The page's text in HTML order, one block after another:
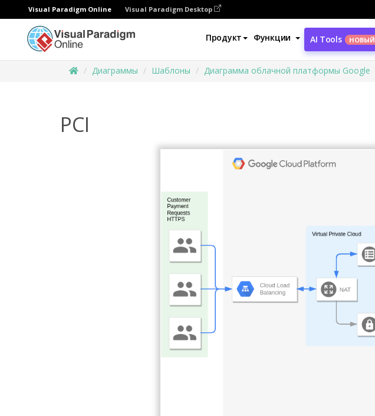
Visual Paradigm Online Visual Paradigm Desktop
Продукт Функции AI Tools НОВЫЙ
Диаграммы Шаблоны Диаграмма облачной платформы Google
PCI